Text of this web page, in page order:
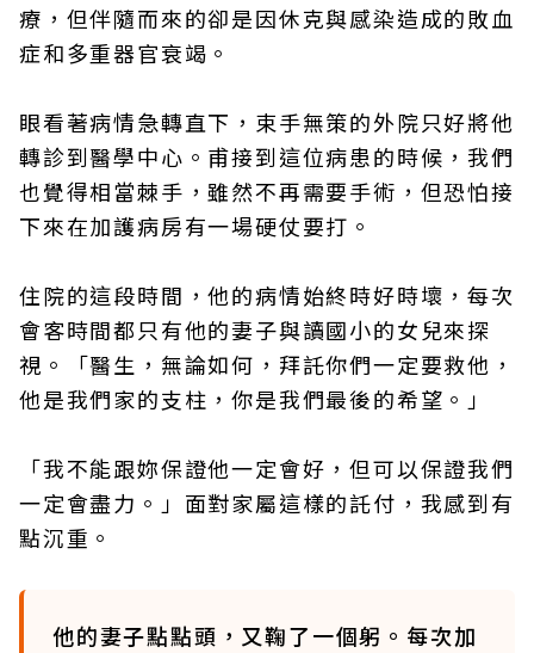
療，但伴隨而來的卻是因休克與感染造成的敗血
症和多重器官衰竭。
眼看著病情急轉直下，束手無策的外院只好將他
轉診到醫學中心。甫接到這位病患的時候，我們
也覺得相當棘手，雖然不再需要手術，但恐怕接
下來在加護病房有一場硬仗要打。
住院的這段時間，他的病情始終時好時壞，每次
會客時間都只有他的妻子與讀國小的女兒來探
視。「醫生，無論如何，拜託你們一定要救他，
他是我們家的支柱，你是我們最後的希望。」
「我不能跟妳保證他一定會好，但可以保證我們
一定會盡力。」面對家屬這樣的託付，我感到有
點沉重。
他的妻子點點頭，又鞠了一個躬。每次加